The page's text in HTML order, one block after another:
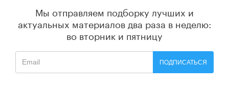
Мы отправляем подборку лучших и
актуальных материалов два раза в неделю:
во вторник и пятницу
ПОДПИСАТЬСЯ